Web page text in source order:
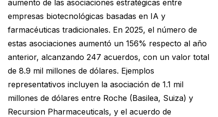
aumento de las asociaciones estratégicas entre
empresas biotecnológicas basadas en IA y
farmacéuticas tradicionales. En 2025, el número de
estas asociaciones aumentó un 156% respecto al año
anterior, alcanzando 247 acuerdos, con un valor total
de 8.9 mil millones de dólares. Ejemplos
representativos incluyen la asociación de 1.1 mil
millones de dólares entre Roche (Basilea, Suiza) y
Recursion Pharmaceuticals, y el acuerdo de